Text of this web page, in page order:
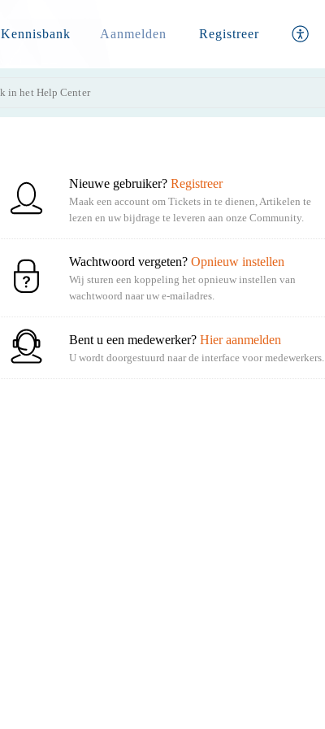
Kennisbank Aanmelden Registreer
Nieuwe gebruiker? Registreer
Maak een account om Tickets in te dienen, Artikelen te
lezen en uw bijdrage te leveren aan onze Community.
Wachtwoord vergeten? Opnieuw instellen
Wij sturen een koppeling het opnieuw instellen van
wachtwoord naar uw e-mailadres.
Bent u een medewerker? Hier aanmelden
U wordt doorgestuurd naar de interface voor medewerkers.